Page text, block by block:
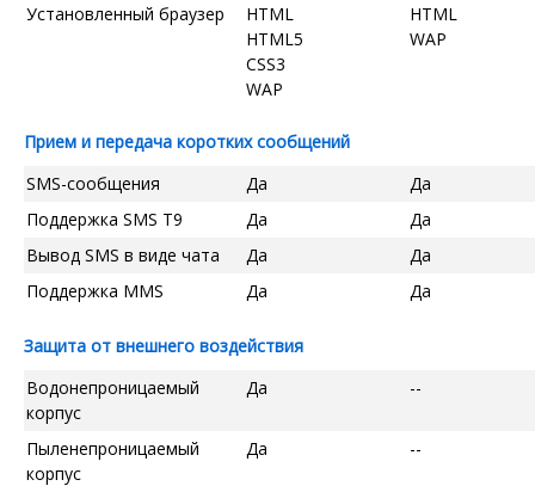
Установленный браузер
HTML
HTML5
CSS3
WAP
HTML
WAP
Прием и передача коротких сообщений
SMS-сообщения
Да
Да
Поддержка SMS T9
Да
Да
Вывод SMS в виде чата
Да
Да
Поддержка MMS
Да Да
Защита от внешнего воздействия
Водонепроницаемый
корпус
Да --
Пыленепроницаемый
корпус
Да --